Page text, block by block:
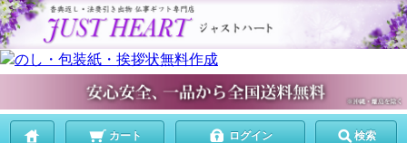
カート ログイン 検索